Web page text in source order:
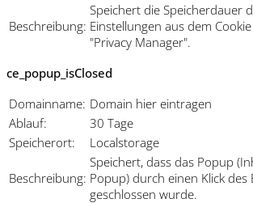
Beschreibung:
Speichert die Speicherdauer
Einstellungen aus dem
"Privacy Manager".
ce_popup_isClosed
Domainname: Domain hier eintragen
Ablauf:
30 Tage
Speicherort:
Localstorage
Beschreibung:
Speichert, dass das Popup
Popup) durch einen Klick des
geschlossen wurde.